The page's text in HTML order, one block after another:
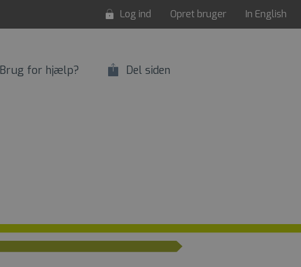
Log ind Opret bruger In English
Brug for hjælp? Del siden